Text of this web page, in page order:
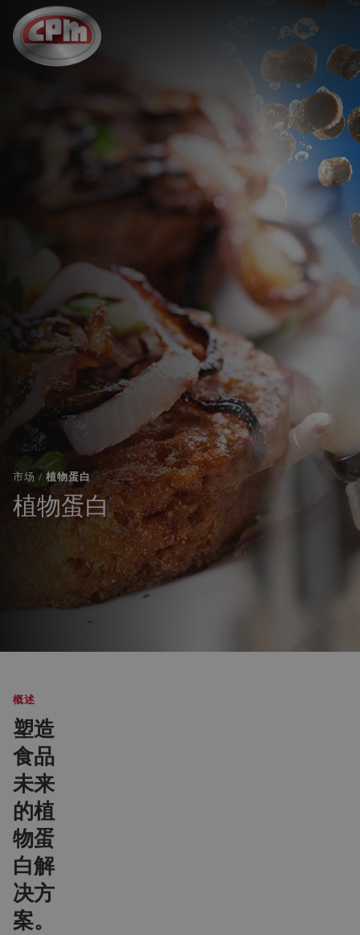
跳
至
主
市场 / 植物蛋白
植物蛋白
概述
塑造
食品
未来
的植
物蛋
白解
决方
案。